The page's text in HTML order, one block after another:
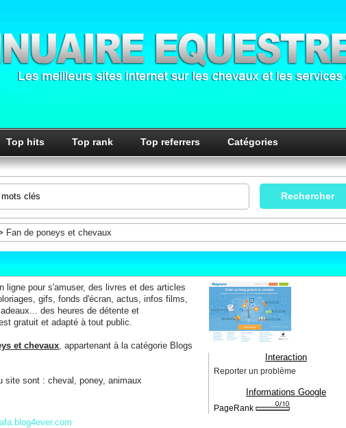
Top hits Top rank Top referrers Catégories
Fan de poneys et chevaux
ligne pour s'amuser, des livres et des articles
gifs, fonds d'écran, actus, infos films,
des heures de détente et
gratuit et adapté à tout public.
et chevaux, appartenant à la catégorie Blogs
site sont : cheval , poney, animaux
Interaction
Reporter un problème
Informations Google
PageRank